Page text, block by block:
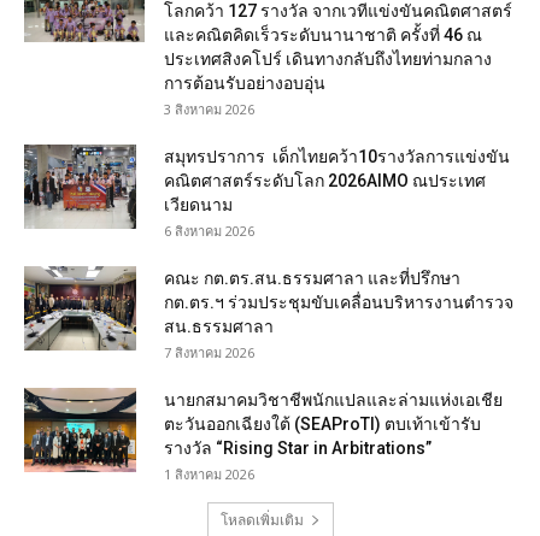
โลกคว้า 127 รางวัล จากเวทีแข่งขันคณิตศาสตร์
และคณิตคิดเร็วระดับนานาชาติ ครั้งที่ 46 ณ
ประเทศสิงคโปร์ เดินทางกลับถึงไทยท่ามกลาง
การต้อนรับอย่างอบอุ่น
3 สิงหาคม 2026
สมุทรปราการ เด็กไทยคว้า10รางวัลการแข่งขัน
คณิตศาสตร์ระดับโลก 2026AIMO ณประเทศ
เวียดนาม
6 สิงหาคม 2026
คณะ กต.ตร.สน.ธรรมศาลา และที่ปรึกษา
กต.ตร.ฯ ร่วมประชุมขับเคลื่อนบริหารงานตำรวจ
สน.ธรรมศาลา
7 สิงหาคม 2026
นายกสมาคมวิชาชีพนักแปลและล่ามแห่งเอเชีย
ตะวันออกเฉียงใต้ (SEAProTI) ตบเท้าเข้ารับ
รางวัล “Rising Star in Arbitrations”
1 สิงหาคม 2026
โหลดเพิ่มเติม